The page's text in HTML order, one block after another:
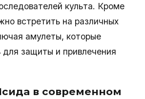
культа. Кроме
встретить на различных
амулеты, которые
для защиты и привлечения
в современном